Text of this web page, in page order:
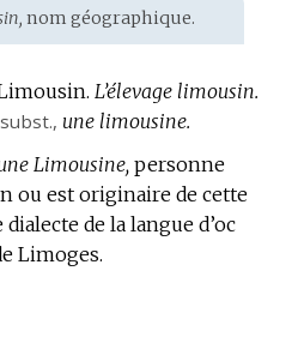
nom géographique.
L’élevage limousin.
subst., une limousine.
Limousine, personne
ou est originaire de cette
dialecte de la langue d’oc
Limoges.